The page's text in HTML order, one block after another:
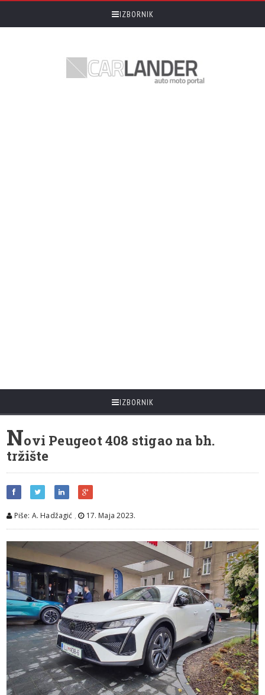
IZBORNIK
IZBORNIK
Novi Peugeot 408 stigao na bh.
tržište
Piše: A. Hadžagić , 17. Maja 2023.